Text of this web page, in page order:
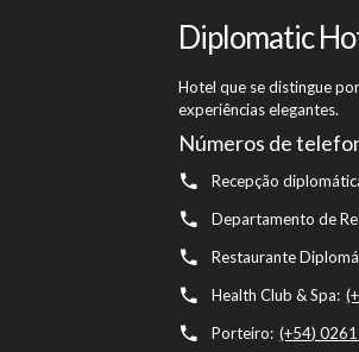
Diplomatic
Hotel que se distingue
experiências elegantes.
Números de
Recepção
Departamento de
Restaurante
Health Club & Spa:
Porteiro: (+54)